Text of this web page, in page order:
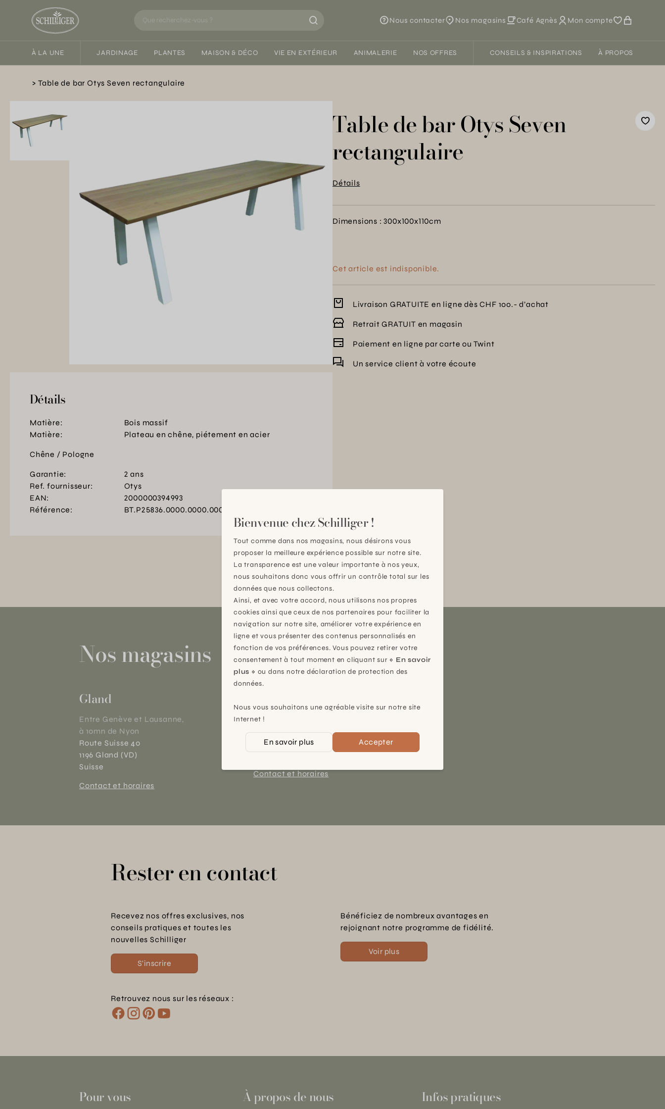
Nous contacter Nos magasins Café Agnès Mon compte
À LA UNE JARDINAGE PLANTES MAISON & DÉCO VIE EN EXTÉRIEUR ANIMALERIE NOS OFFRES CONSEILS & INSPIRATIONS À PROPOS
Table de bar Otys Seven rectangulaire
Détails
Matière:
Bois massif
Matière:
Plateau en chêne, piétement en acier
Chêne / Pologne
Garantie:
2 ans
Ref. fournisseur:
Otys
EAN:
2000000394993
Référence:
BT.P25836.0000.0000.0000
Table de bar Otys Seven
rectangulaire
Détails
Dimensions : 300x100x110cm
Cet article est indisponible.
Livraison GRATUITE en ligne dès CHF 100.- d’achat
Retrait GRATUIT en magasin
Paiement en ligne par carte ou Twint
Un service client à votre écoute
Nos magasins
Gland
Entre Genève et Lausanne,
à 10mn de Nyon
Route Suisse 40
1196 Gland (VD)
Suisse
Contact et horaires
À 15mn du centre de Genève
Chemin des Charrotons 25
1228 Plan-les-Ouates (GE)
Suisse
Contact et horaires
Rester en contact
Recevez nos offres exclusives, nos
conseils pratiques et toutes les
nouvelles Schilliger
S'inscrire
Bénéficiez de nombreux avantages en
rejoignant notre programme de fidélité.
Voir plus
Retrouvez nous sur les réseaux :
Pour vous À propos de nous Infos pratiques
Bienvenue chez Schilliger !
Tout comme dans nos magasins, nous désirons vous
proposer la meilleure expérience possible sur notre site.
La transparence est une valeur importante à nos yeux,
nous souhaitons donc vous offrir un contrôle total sur les
données que nous collectons.
Ainsi, et avec votre accord, nous utilisons nos propres
cookies ainsi que ceux de nos partenaires pour faciliter la
navigation sur notre site, améliorer votre expérience en
ligne et vous présenter des contenus personnalisés en
fonction de vos préférences. Vous pouvez retirer votre
consentement à tout moment en cliquant sur « En savoir
plus » ou dans notre déclaration de protection des
données.
Nous vous souhaitons une agréable visite sur notre site
Internet !
En savoir plus Accepter